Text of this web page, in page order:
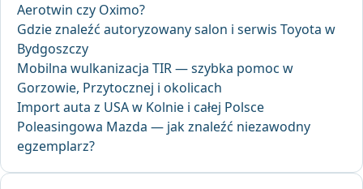
Aerotwin czy Oximo?
Gdzie znaleźć autoryzowany salon i serwis Toyota w
Bydgoszczy
Mobilna wulkanizacja TIR — szybka pomoc w
Gorzowie, Przytocznej i okolicach
Import auta z USA w Kolnie i całej Polsce
Poleasingowa Mazda — jak znaleźć niezawodny
egzemplarz?